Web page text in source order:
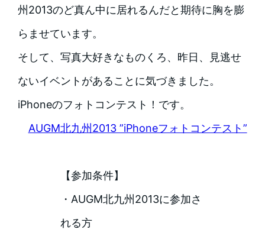
州2013のど真ん中に居れるんだと期待に胸を膨
らませています。
そして、写真大好きなものくろ、昨日、見逃せ
ないイベントがあることに気づきました。
iPhoneのフォトコンテスト！です。
AUGM北九州2013 ”iPhoneフォトコンテスト”
【参加条件】
・AUGM北九州2013に参加さ
れる方